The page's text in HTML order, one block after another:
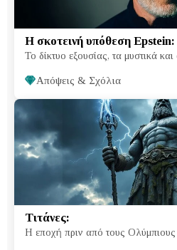
Η σκοτεινή υπόθεση Epstein:
Το δίκτυο εξουσίας, τα μυστικά
Απόψεις & Σχόλια
Τιτάνες:
Η εποχή πριν από τους Ολύμπιους